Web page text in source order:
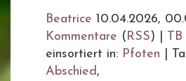
Beatrice 10.04.2026,
Kommentare ( RSS) | TB
einsortiert in: Pfoten
Abschied,